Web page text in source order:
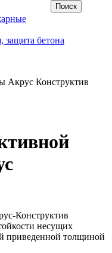
защита бетона
Акрус Конструктив
Конструктив
несущих
приведенной толщиной